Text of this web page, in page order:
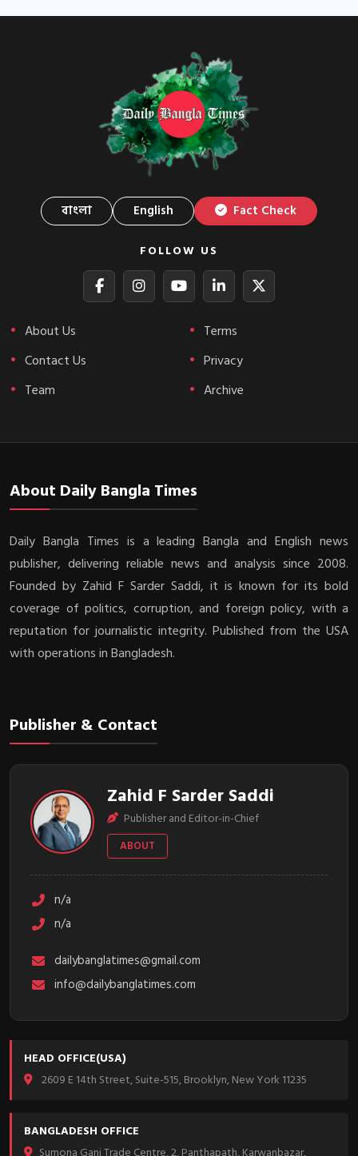
বাংলা English Fact Check
FOLLOW US
About Us
Contact Us
Team
Terms
Privacy
Archive
About Daily Bangla Times
Daily Bangla Times is a leading Bangla and English news
publisher, delivering reliable news and analysis since 2008.
Founded by Zahid F Sarder Saddi, it is known for its bold
coverage of politics, corruption, and foreign policy, with a
reputation for journalistic integrity. Published from the USA
with operations in Bangladesh.
Publisher & Contact
Zahid F Sarder Saddi
Publisher and Editor-in-Chief
ABOUT
n/a
n/a
dailybanglatimes@gmail.com
info@dailybanglatimes.com
HEAD OFFICE(USA)
2609 E 14th Street, Suite-515, Brooklyn, New York 11235
BANGLADESH OFFICE